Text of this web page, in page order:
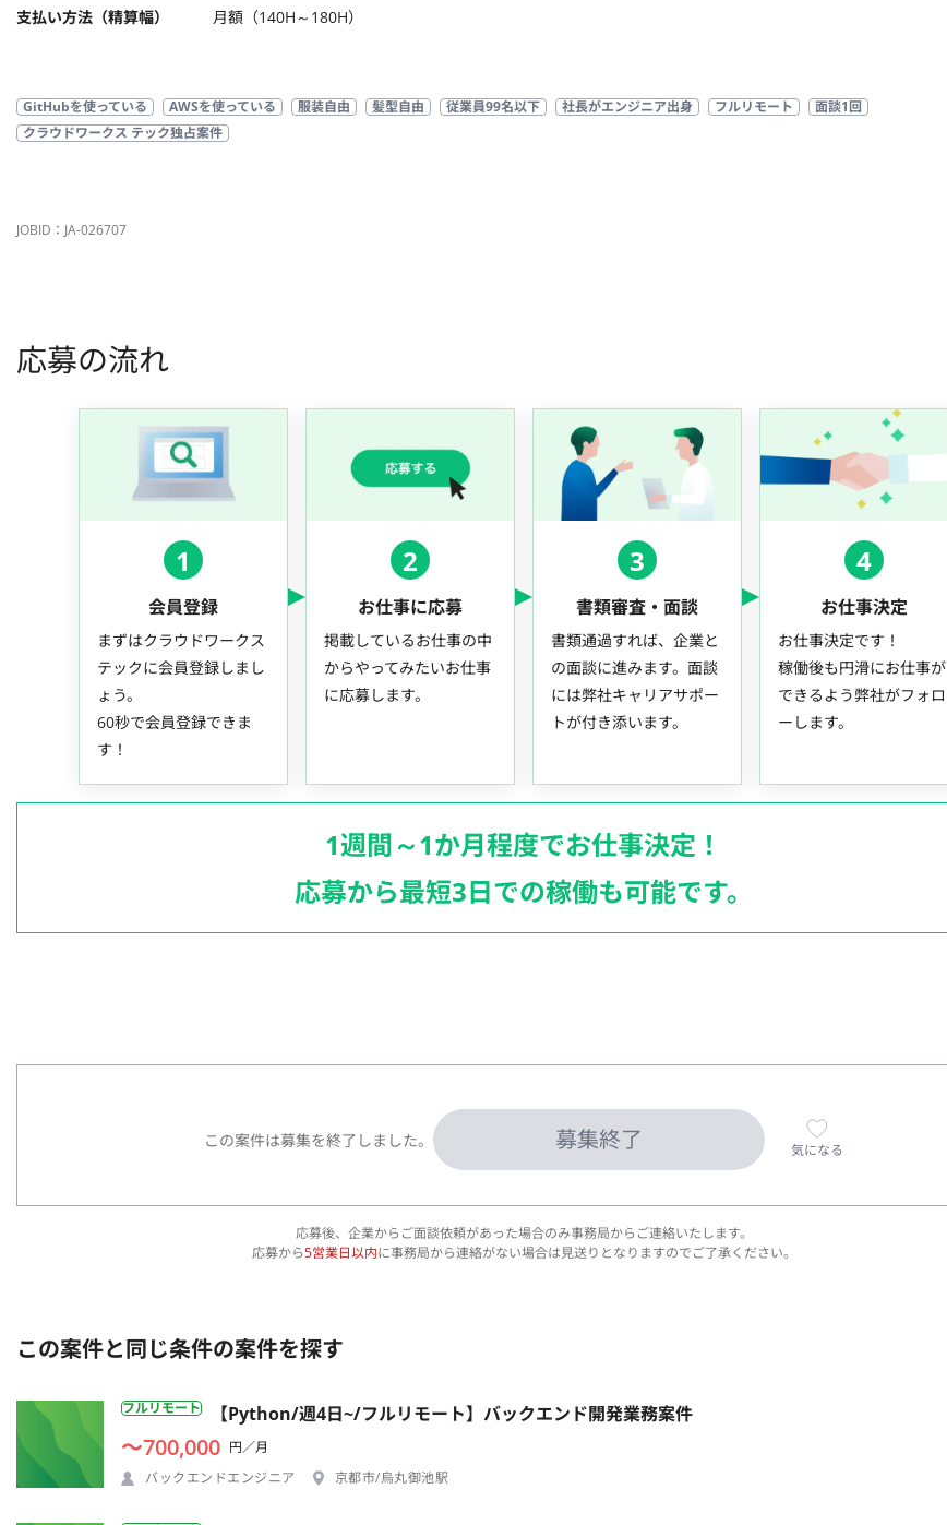
支払い方法（精算幅）
月額（140H～180H）
GitHubを使っている AWSを使っている 服装自由 髪型自由 従業員99名以下 社長がエンジニア出身 フルリモート
面談1回
クラウドワークス テック独占案件
JOBID：JA-026707
応募の流れ
1
会員登録
まずはクラウドワークス
テックに会員登録しまし
ょう。
60秒で会員登録できま
す！
2
お仕事に応募
掲載しているお仕事の中
からやってみたいお仕事
に応募します。
3
書類審査・面談
書類通過すれば、企業と
の面談に進みます。面談
には弊社キャリアサポー
トが付き添います。
4
お仕事決定
お仕事決定です！
稼働後も円滑にお仕事が
できるよう弊社がフォロ
ーします。
1週間～1か月程度でお仕事決定！
応募から最短3日での稼働も可能です。
この案件は募集を終了しました。 募集終了 気になる
応募後、企業からご面談依頼があった場合のみ事務局からご連絡いたします。
応募から5営業日以内に事務局から連絡がない場合は見送りとなりますのでご了承ください。
この案件と同じ条件の案件を探す
フルリモート 【Python/週4日~/フルリモート】バックエンド開発業務案件
〜700,000 円／月
バックエンドエンジニア
京都市/烏丸御池駅